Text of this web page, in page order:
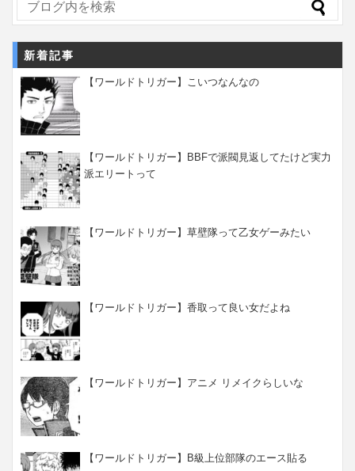
新着記事
【ワールドトリガー】こいつなんなの
【ワールドトリガー】BBFで派閥見返してたけど実力
派エリートって
【ワールドトリガー】草壁隊って乙女ゲーみたい
【ワールドトリガー】香取って良い女だよね
【ワールドトリガー】アニメ リメイクらしいな
【ワールドトリガー】B級上位部隊のエース貼る